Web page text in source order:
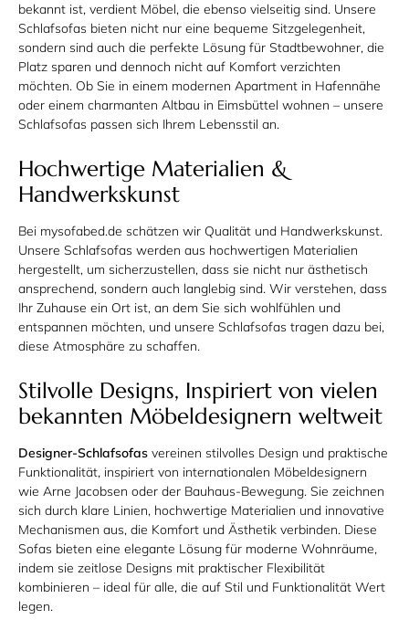
bekannt ist, verdient Möbel, die ebenso vielseitig sind. Unsere
Schlafsofas bieten nicht nur eine bequeme Sitzgelegenheit,
sondern sind auch die perfekte Lösung für Stadtbewohner, die
Platz sparen und dennoch nicht auf Komfort verzichten
möchten. Ob Sie in einem modernen Apartment in Hafennähe
oder einem charmanten Altbau in Eimsbüttel wohnen – unsere
Schlafsofas passen sich Ihrem Lebensstil an.
Hochwertige Materialien &
Handwerkskunst
Bei mysofabed.de schätzen wir Qualität und Handwerkskunst.
Unsere Schlafsofas werden aus hochwertigen Materialien
hergestellt, um sicherzustellen, dass sie nicht nur ästhetisch
ansprechend, sondern auch langlebig sind. Wir verstehen, dass
Ihr Zuhause ein Ort ist, an dem Sie sich wohlfühlen und
entspannen möchten, und unsere Schlafsofas tragen dazu bei,
diese Atmosphäre zu schaffen.
Stilvolle Designs, Inspiriert von vielen
bekannten Möbeldesignern weltweit
Designer-Schlafsofas vereinen stilvolles Design und praktische
Funktionalität, inspiriert von internationalen Möbeldesignern
wie Arne Jacobsen oder der Bauhaus-Bewegung. Sie zeichnen
sich durch klare Linien, hochwertige Materialien und innovative
Mechanismen aus, die Komfort und Ästhetik verbinden. Diese
Sofas bieten eine elegante Lösung für moderne Wohnräume,
indem sie zeitlose Designs mit praktischer Flexibilität
kombinieren – ideal für alle, die auf Stil und Funktionalität Wert
legen.